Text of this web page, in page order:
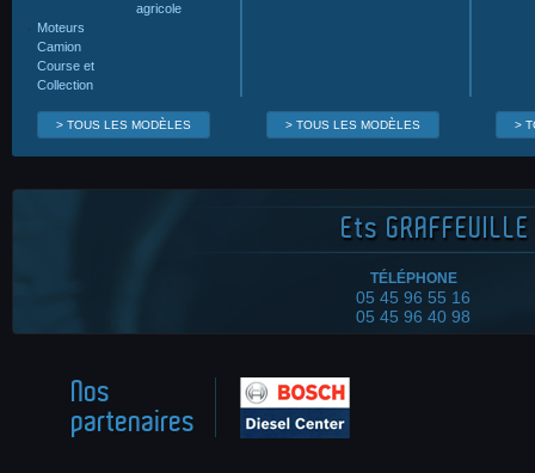
agricole
Moteurs
Camion
Course et
Collection
> TOUS LES MODÈLES > TOUS LES MODÈLES >
Ets
TÉLÉPHONE
05 45 96 55 16
05 45 96 40 98
Nos
partenaires